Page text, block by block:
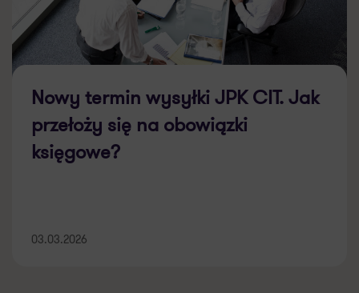
Nowy termin wysyłki JPK CIT. Jak
przełoży się na obowiązki
księgowe?
03.03.2026